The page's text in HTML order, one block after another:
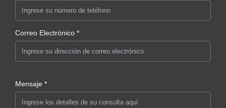
Correo Electrónico *
Mensaje *